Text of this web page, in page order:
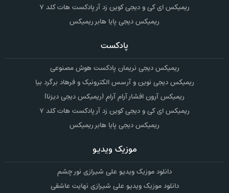
ریمیکس ای کی و دیجی کوین زد آر پادکست هات کلد ۷
ریمیکس دیجی پایا هابر ریمیکس
پادکست
ریمیکس دیجی نریمان پادکست هوش مصنوعی
ریمیکس دیجی نوین و آرسس الکترونیک و فرهاد برگرد بیا
ریمیکس آرون افشار آرام آرام (ریمیکس دیجی دیزنا)
ریمیکس ای کی و دیجی کوین زد آر پادکست هات کلد ۷
ریمیکس دیجی پایا هابر ریمیکس
موزیک ویدیو
دانلود موزیک ویدیو علی شیرازی نور چشم
دانلود موزیک ویدیو علی شیرازی نهایت عاشقی